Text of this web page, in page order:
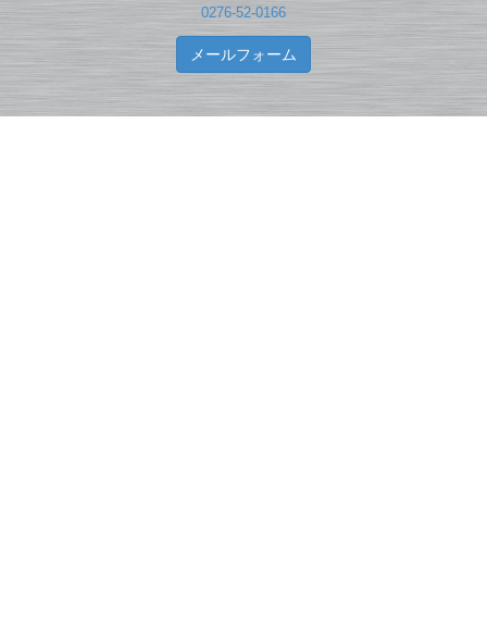
0276-52-0166
メールフォーム